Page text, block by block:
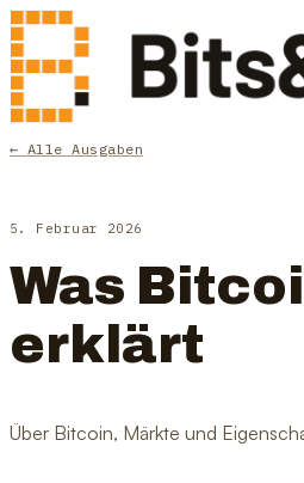
← Alle Ausgaben
5. Februar 2026
Was
erklärt
Über Bitcoin, Märkte und